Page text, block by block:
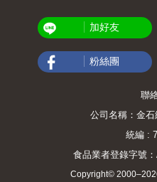
加好友
粉絲團
聯
公司名稱：金
統編 :
食品業者登錄字號
Copyright©